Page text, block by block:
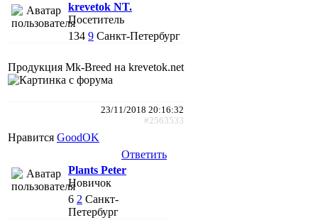
krevetok NT.
Посетитель
134 9 Санкт-Петербург
Продукция Mk-Breed на krevetok.net
23/11/2018 20:16:32
#2563533
Нравится GoodOK
Ответить
Plants Peter
Новичок
6 2 Санкт-
Петербург